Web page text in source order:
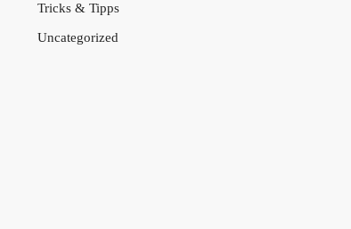
Tricks & Tipps
Uncategorized